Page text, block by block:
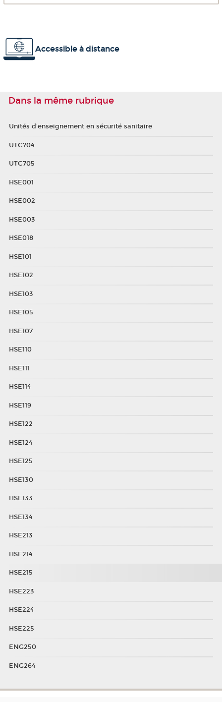
Accessible à distance
Dans la même rubrique
Unités d'enseignement en sécurité sanitaire
UTC704
UTC705
HSE001
HSE002
HSE003
HSE018
HSE101
HSE102
HSE103
HSE105
HSE107
HSE110
HSE111
HSE114
HSE119
HSE122
HSE124
HSE125
HSE130
HSE133
HSE134
HSE213
HSE214
HSE215
HSE223
HSE224
HSE225
ENG250
ENG264